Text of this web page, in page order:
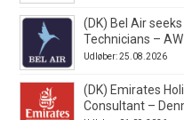
(DK) Bel Air
Technicians –
Udløber: 25.08.2026
(DK) Emirates
Consultant –